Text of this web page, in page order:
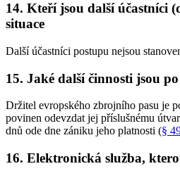
14. Kteří jsou další účastníci
situace
Další účastníci postupu nejsou
15. Jaké další činnosti jsou
Držitel evropského zbrojního pasu je
povinen odevzdat jej příslušnému
dnů ode dne zániku jeho platnosti (§
16. Elektronická služba,